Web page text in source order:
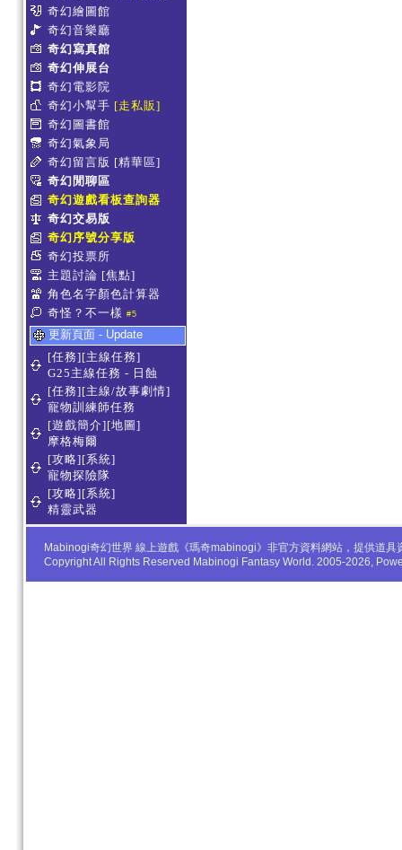
奇幻繪圖館
奇幻音樂廳
奇幻寫真館
奇幻伸展台
奇幻電影院
奇幻小幫手 [走私販]
奇幻圖書館
奇幻氣象局
奇幻留言版 [精華區]
奇幻閒聊區
奇幻遊戲看板查詢器
奇幻交易版
奇幻序號分享版
奇幻投票所
主題討論 [焦點]
角色名字顏色計算器
奇怪？不一樣 #5
更新頁面 - Update
[任務][主線任務]
G25主線任務 - 日蝕
[任務][主線/故事劇情]
寵物訓練師任務
[遊戲簡介][地圖]
摩格梅爾
[攻略][系統]
寵物探險隊
[攻略][系統]
精靈武器
Mabinogi奇幻世界 線上遊戲《瑪奇mabinogi》非官方資料網站，提供道
Copyright All Rights Reserved Mabinogi Fantasy World. 2005-2026,